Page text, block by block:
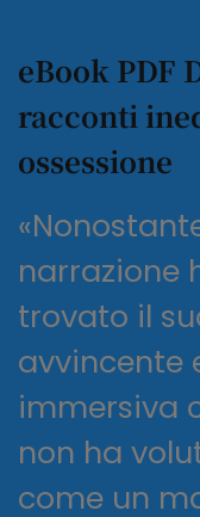
eBook PDF
racconti
ossessione
narrazione
trovato il
avvincente
immersiva
non ha
come un